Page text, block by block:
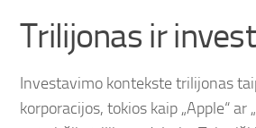
Trilijonas ir
Investavimo kontekste trilijonas
korporacijos, tokios kaip „Apple“